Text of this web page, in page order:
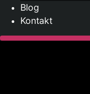
Blog
Kontakt